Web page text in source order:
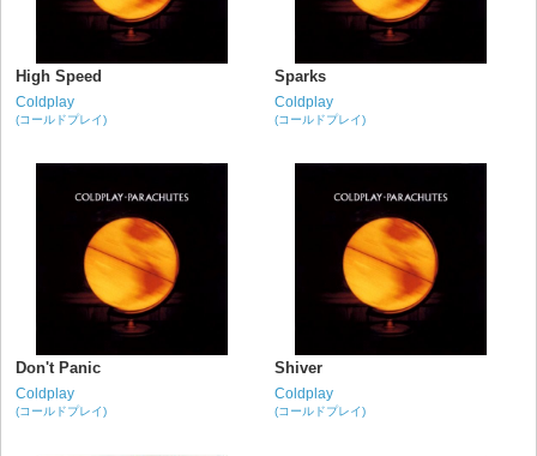
High Speed
Coldplay
(コールドプレイ)
Sparks
Coldplay
(コールドプレイ)
Don't Panic
Coldplay
(コールドプレイ)
Shiver
Coldplay
(コールドプレイ)